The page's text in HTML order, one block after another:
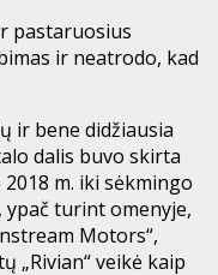
pastaruosius
ir neatrodo, kad
ir bene didžiausia
dalis buvo skirta
m. iki sėkmingo
ypač turint omenyje,
Motors“,
„Rivian“ veikė kaip